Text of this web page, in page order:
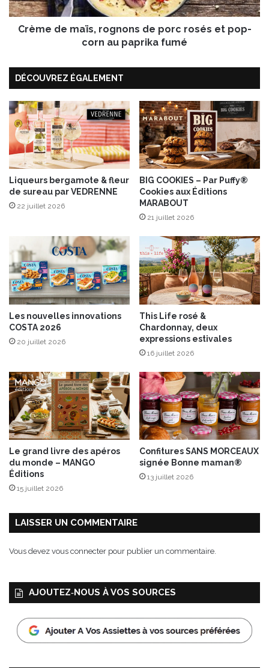
s
t
i
q
u
“
d
e
G
é
r
G
o
e
t
z
a
u
x
i
t
o
n
d
e
r
i
m
a
r
g
n
o
s
d
e
o
r
s
é
s
e
t
p
o
p
o
r
n
a
u
p
r
f
Crème de maïs, rognons de porc rosés et pop-
corn au paprika fumé
DÉCOUVREZ ÉGALEMENT
Liqueurs bergamote & fleur
de sureau par VEDRENNE
22 juillet 2026
BIG COOKIES – Par Puffy®
Cookies aux Éditions
MARABOUT
21 juillet 2026
Les nouvelles innovations
COSTA 2026
20 juillet 2026
This Life rosé &
Chardonnay, deux
expressions estivales
16 juillet 2026
Le grand livre des apéros
du monde – MANGO
Éditions
15 juillet 2026
Confitures SANS MORCEAUX
signée Bonne maman®
13 juillet 2026
LAISSER UN COMMENTAIRE
Vous devez vous connecter pour publier un commentaire.
AJOUTEZ‑NOUS À VOS SOURCES